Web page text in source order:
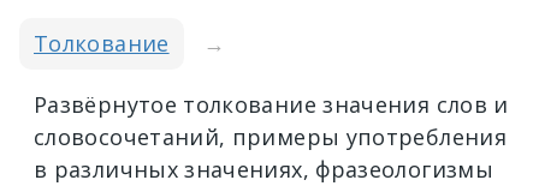
Толкование →
Развёрнутое толкование значения слов и
словосочетаний, примеры употребления
в различных значениях, фразеологизмы